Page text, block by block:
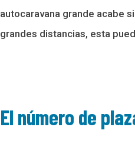
autocaravana grande acabe
grandes distancias, esta
El número de